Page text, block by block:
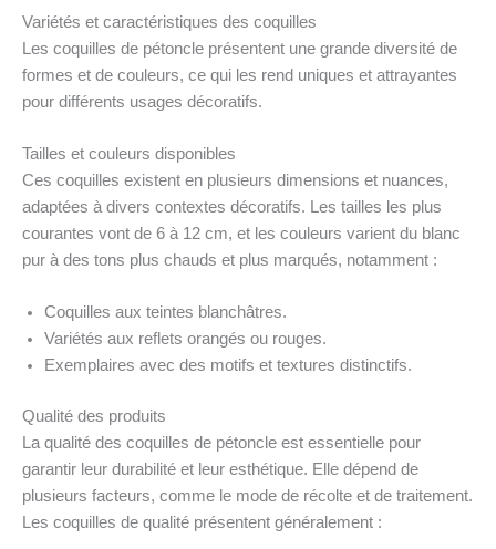
Variétés et caractéristiques des coquilles
Les coquilles de pétoncle présentent une grande diversité de
formes et de couleurs, ce qui les rend uniques et attrayantes
pour différents usages décoratifs.
Tailles et couleurs disponibles
Ces coquilles existent en plusieurs dimensions et nuances,
adaptées à divers contextes décoratifs. Les tailles les plus
courantes vont de 6 à 12 cm, et les couleurs varient du blanc
pur à des tons plus chauds et plus marqués, notamment :
Coquilles aux teintes blanchâtres.
Variétés aux reflets orangés ou rouges.
Exemplaires avec des motifs et textures distinctifs.
Qualité des produits
La qualité des coquilles de pétoncle est essentielle pour
garantir leur durabilité et leur esthétique. Elle dépend de
plusieurs facteurs, comme le mode de récolte et de traitement.
Les coquilles de qualité présentent généralement :